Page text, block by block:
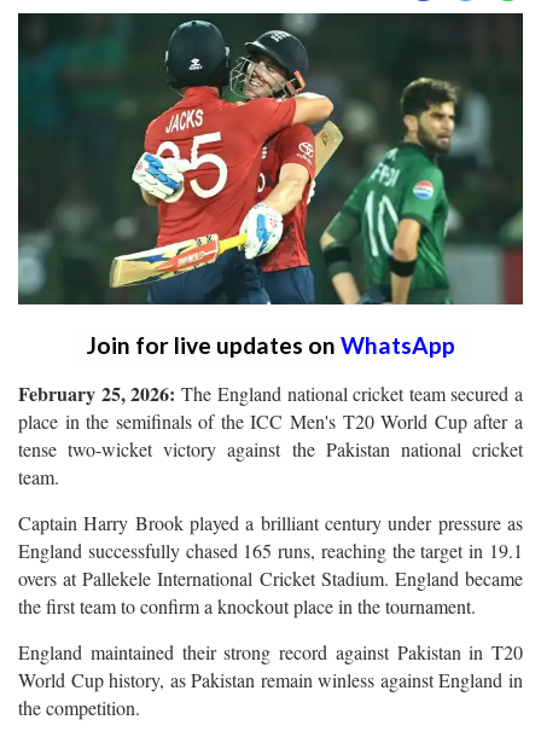
Join for live updates on WhatsApp
February 25, 2026: The England national cricket team secured a
place in the semifinals of the ICC Men's T20 World Cup after a
tense two-wicket victory against the Pakistan national cricket
team.
Captain Harry Brook played a brilliant century under pressure as
England successfully chased 165 runs, reaching the target in 19.1
overs at Pallekele International Cricket Stadium. England became
the first team to confirm a knockout place in the tournament.
England maintained their strong record against Pakistan in T20
World Cup history, as Pakistan remain winless against England in
the competition.